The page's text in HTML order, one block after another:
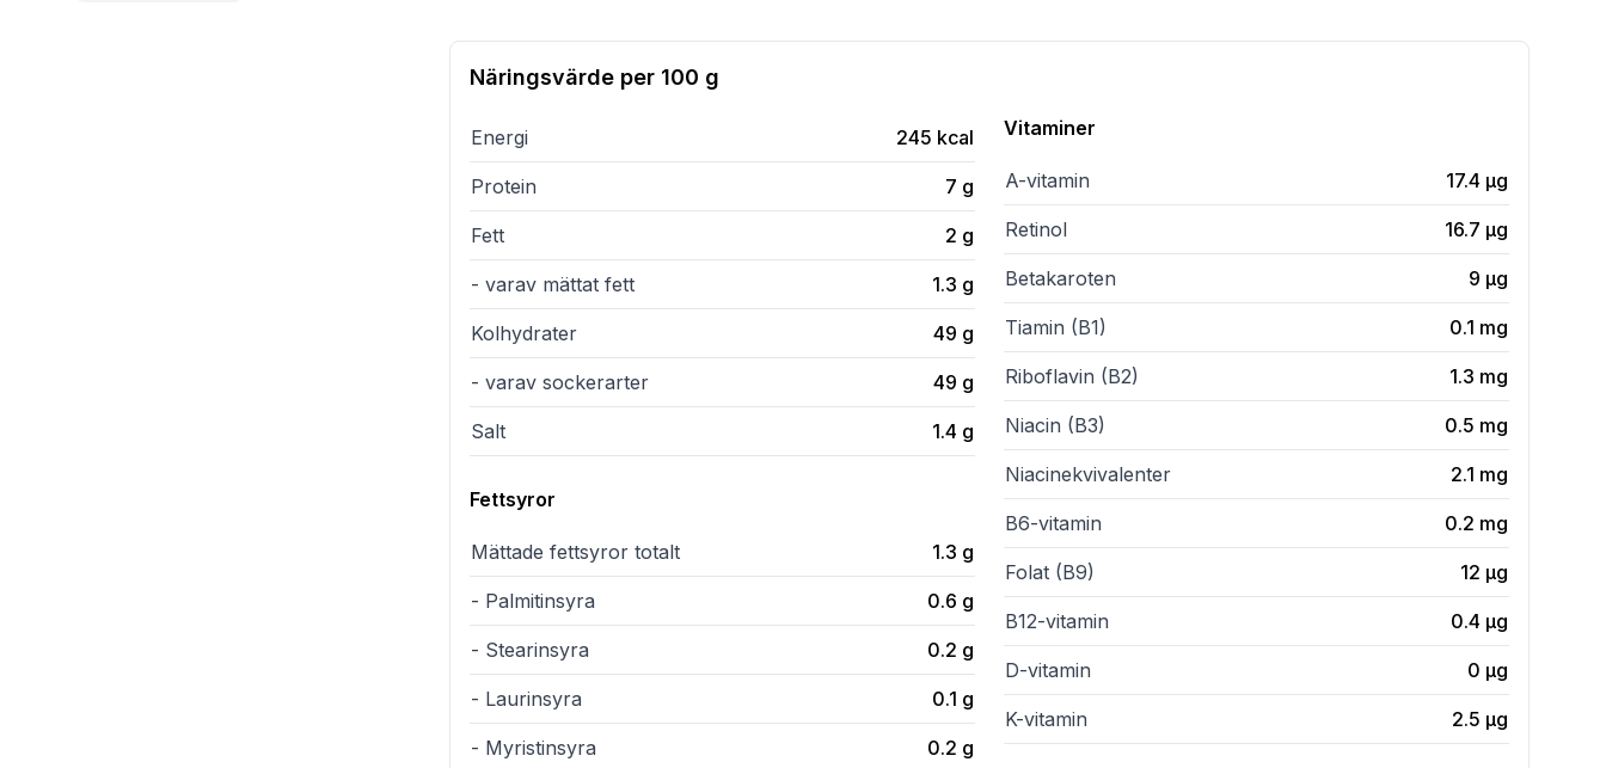
Näringsvärde per 100 g
Energi 245 kcal
Protein 7 g
Fett 2 g
- varav mättat fett 1.3 g
Kolhydrater 49 g
- varav sockerarter 49 g
Salt 1.4 g
Fettsyror
Mättade fettsyror totalt 1.3 g
- Palmitinsyra 0.6 g
- Stearinsyra 0.2 g
- Laurinsyra 0.1 g
- Myristinsyra 0.2 g
Vitaminer
A-vitamin 17.4 µg
Retinol 16.7 µg
Betakaroten 9 µg
Tiamin (B1) 0.1 mg
Riboflavin (B2) 1.3 mg
Niacin (B3) 0.5 mg
Niacinekvivalenter 2.1 mg
B6-vitamin 0.2 mg
Folat (B9) 12 µg
B12-vitamin 0.4 µg
D-vitamin 0 µg
K-vitamin 2.5 µg